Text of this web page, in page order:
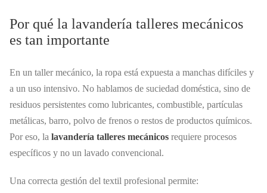
Por qué la lavandería talleres mecánicos
es tan importante
En un taller mecánico, la ropa está expuesta a manchas difíciles y
a un uso intensivo. No hablamos de suciedad doméstica, sino de
residuos persistentes como lubricantes, combustible, partículas
metálicas, barro, polvo de frenos o restos de productos químicos.
Por eso, la lavandería talleres mecánicos requiere procesos
específicos y no un lavado convencional.
Una correcta gestión del textil profesional permite: